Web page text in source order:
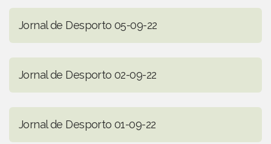
Jornal de Desporto 05-09-22
Jornal de Desporto 02-09-22
Jornal de Desporto 01-09-22